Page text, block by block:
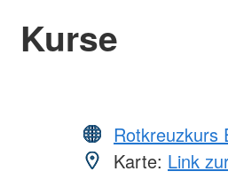
Kurse
Rotkreuzkurs
Karte: Link